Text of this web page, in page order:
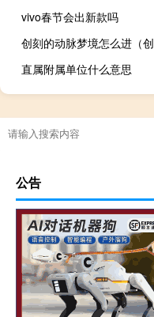
vivo春节会出新款吗
直属附属单位什么意思
公告